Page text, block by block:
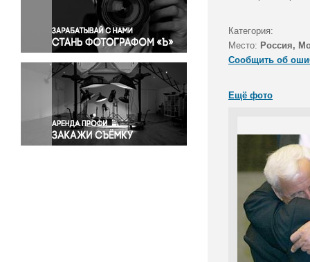
Правосудие
Происшествия и конфликты
Религия
Светская жизнь
Спорт
Экология
Экономика и бизнес
Категория:
Место: Россия,
Сообщить об
Ещё фото